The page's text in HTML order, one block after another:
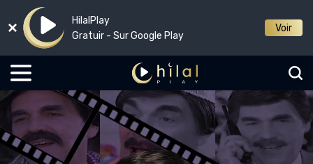
HilalPlay
Gratuir - Sur Google Play
Voir